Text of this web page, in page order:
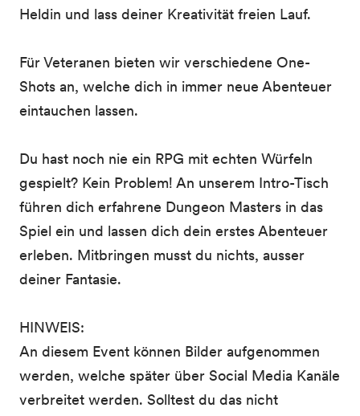
Heldin und lass deiner Kreativität freien Lauf.
Für Veteranen bieten wir verschiedene One-
Shots an, welche dich in immer neue Abenteuer
eintauchen lassen.
Du hast noch nie ein RPG mit echten Würfeln
gespielt? Kein Problem! An unserem Intro-Tisch
führen dich erfahrene Dungeon Masters in das
Spiel ein und lassen dich dein erstes Abenteuer
erleben. Mitbringen musst du nichts, ausser
deiner Fantasie.
HINWEIS:
An diesem Event können Bilder aufgenommen
werden, welche später über Social Media Kanäle
verbreitet werden. Solltest du das nicht